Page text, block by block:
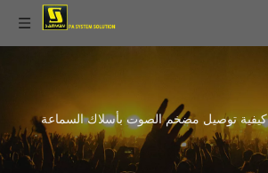
كيفية توصيل مضخم الصوت بأسلاك السماعة